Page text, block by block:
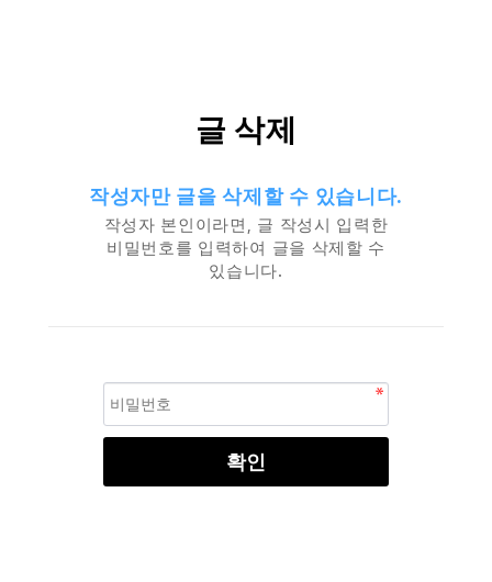
글 삭제
작성자만 글을 삭제할 수 있습니다.
작성자 본인이라면, 글 작성시 입력한
비밀번호를 입력하여 글을 삭제할 수
있습니다.